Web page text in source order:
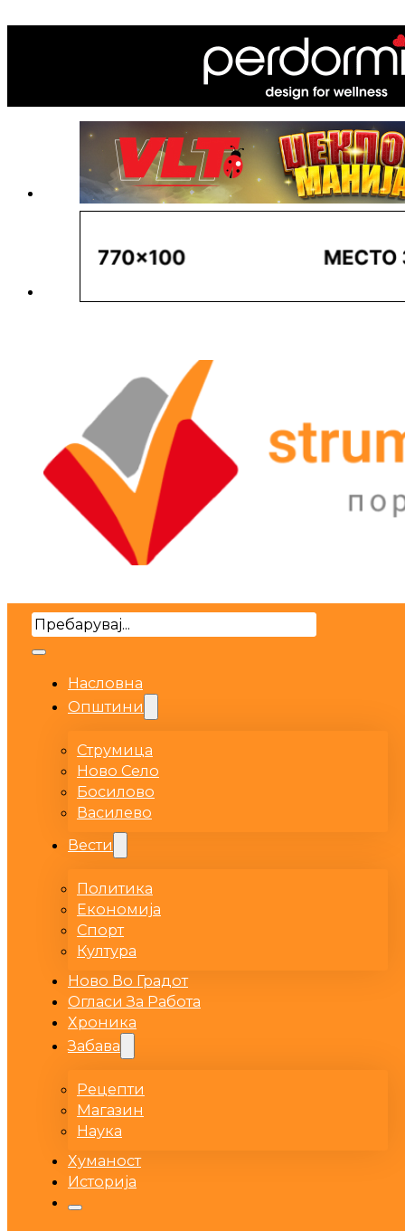
Search
Насловна
Општини
Струмица
Ново Село
Босилово
Василево
Вести
Политика
Економија
Спорт
Култура
Ново Во Градот
Огласи За Работа
Хроника
Забава
Рецепти
Магазин
Наука
Хуманост
Историја